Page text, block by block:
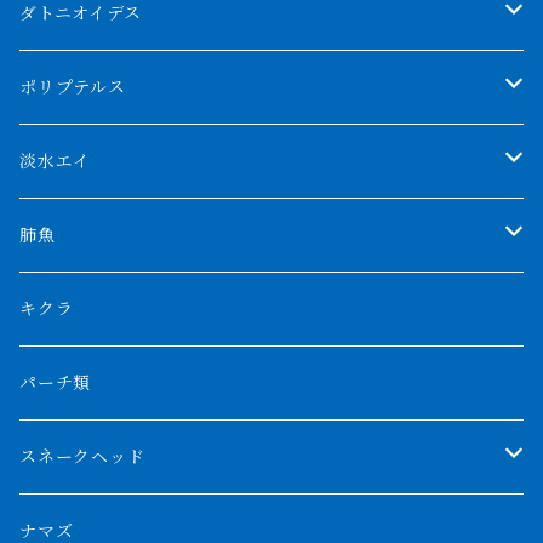
クンパイ
アブソリュートレッド
AGUS スーパーレッドF4
特殊アロワナ
厳選 過背金龍
フルゴールデンクロスバック
ブルーベースクロスバック
BILLY-KENオリジナルブランド紅龍
チョッパーレッド
ブルレッド
その他アジアアロワナ
特殊個体
シルバーアロワナ
ダトニオイデス
シャムタイガー
特殊ダトニオ
ダトニオプラスワン
リアルバンド
フォークバンド
フォーバータイガー
メニーバータイガー
ニューギニアダトニオ
ポリプテルス
モンスターポリプ
特殊ポリプ
プラチナ個体
ショート個体
ハイブリッドポリプ
エンドリケリー
ギニア
ナイジェリア
ナイルビチャー
ナポレオンビチャー
ビキールビキール
淡水エイ
シナガワダイヤ
ダイヤモンドポルカ
クロコダイル
その他淡水エイ
肺魚
ネオケラ
その他肺魚
キクラ
パーチ類
スネークヘッド
チャンナバルカ
ナマズ